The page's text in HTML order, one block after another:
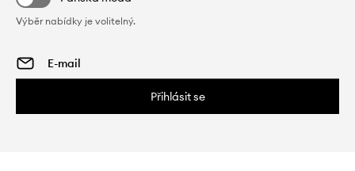
Výběr nabídky je volitelný.
Přihlásit se